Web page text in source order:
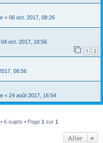
« 06 oct. 2017, 08:26
04 oct. 2017, 18:56
1 2
08:56
« 24 août 2017, 16:54
• 6 sujets • Page 1 sur 1
Aller